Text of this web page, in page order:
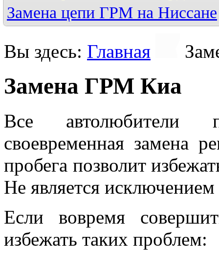
Замена цепи ГРМ на Ниссане
Вы здесь: Главная
Замена ГРМ Киа
Все автолюбители
своевременная замена
пробега позволит
Не является
Если вовремя
избежать таких проблем: